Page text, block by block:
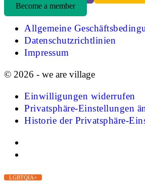
Become a member
Allgemeine
Datenschutzrichtlinien
Impressum
© 2026 - we are village
Einwilligungen widerrufen
Privatsphäre-Einstellungen
Historie der Privatsphäre-
LGBTQIA+